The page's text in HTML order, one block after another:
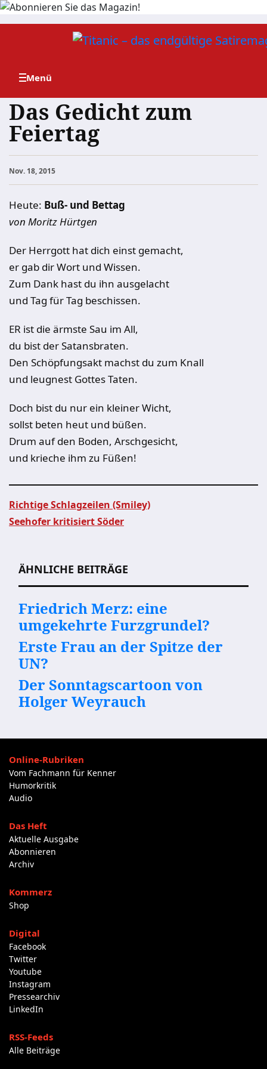
Zum
Das Gedicht zum
Feiertag
Nov. 18, 2015
Heute: Buß- und Bettag
von Moritz Hürtgen
Der Herrgott hat dich einst gemacht,
er gab dir Wort und Wissen.
Zum Dank hast du ihn ausgelacht
und Tag für Tag beschissen.
ER ist die ärmste Sau im All,
du bist der Satansbraten.
Den Schöpfungsakt machst du zum Knall
und leugnest Gottes Taten.
Doch bist du nur ein kleiner Wicht,
sollst beten heut und büßen.
Drum auf den Boden, Arschgesicht,
und krieche ihm zu Füßen!
Richtige Schlagzeilen (Smiley)
Seehofer kritisiert Söder
ÄHNLICHE BEITRÄGE
Friedrich Merz: eine
umgekehrte Furzgrundel?
Erste Frau an der Spitze der
UN?
Der Sonntagscartoon von
Holger Weyrauch
Online-Rubriken
Vom Fachmann für Kenner
Humorkritik
Audio
Das Heft
Aktuelle Ausgabe
Abonnieren
Archiv
Kommerz
Shop
Digital
Facebook
Twitter
Youtube
Instagram
Pressearchiv
LinkedIn
RSS-Feeds
Alle Beiträge